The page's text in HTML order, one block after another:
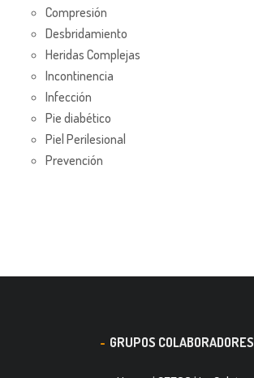
Compresión
Desbridamiento
Heridas Complejas
Incontinencia
Infección
Pie diabético
Piel Perilesional
Prevención
GRUPOS COLABORADORES